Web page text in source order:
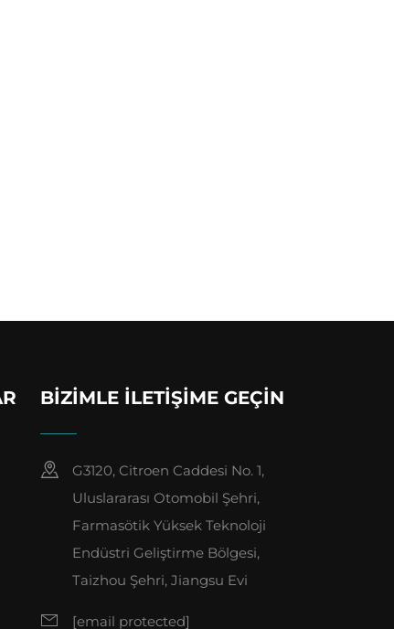
BIZIMLE İLETIŞIME GEÇIN
G3120, Citroen Caddesi No. 1,
Uluslararası Otomobil Şehri,
Farmasötik Yüksek Teknoloji
Endüstri Geliştirme Bölgesi,
Taizhou Şehri, Jiangsu Evi
[email protected]